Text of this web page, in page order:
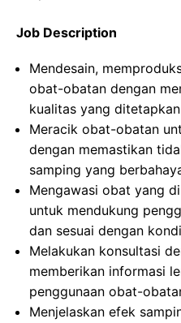
Job Description
Mendesain,
obat-obatan dengan
kualitas yang
Meracik obat-obatan
dengan memastikan
samping yang
Mengawasi obat yang
untuk mendukung
dan sesuai dengan
Melakukan konsultasi
memberikan informasi
penggunaan obat-
Menjelaskan efek